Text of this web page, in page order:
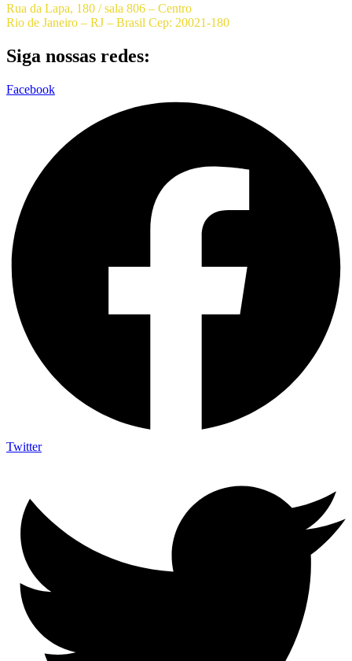
Rua da Lapa, 180 / sala 806 – Centro
Rio de Janeiro – RJ – Brasil Cep: 20021-180
Siga nossas redes:
Facebook
Twitter